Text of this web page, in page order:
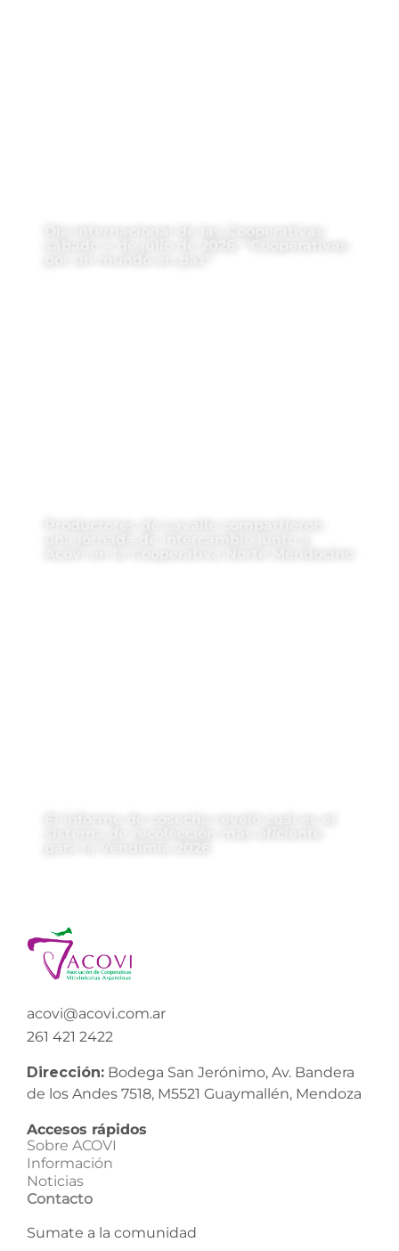
Día Internacional de las Cooperativas
acovi@acovi.com.ar
261 421 2422
Dirección: Bodega San Jerónimo, Av. Bandera
de los Andes 7518, M5521 Guaymallén, Mendoza
Accesos rápidos
Sobre ACOVI
Información
Noticias
Contacto
Sumate a la comunidad